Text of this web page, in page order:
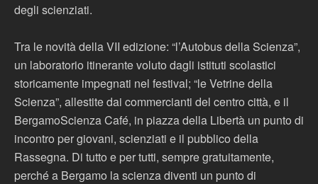
degli scienziati.
Tra le novità della VII edizione: “l’Autobus della Scienza”,
un laboratorio itinerante voluto dagli istituti scolastici
storicamente impegnati nel festival; “le Vetrine della
Scienza”, allestite dai commercianti del centro città, e il
BergamoScienza Café, in piazza della Libertà un punto di
incontro per giovani, scienziati e il pubblico della
Rassegna. Di tutto e per tutti, sempre gratuitamente,
perché a Bergamo la scienza diventi un punto di